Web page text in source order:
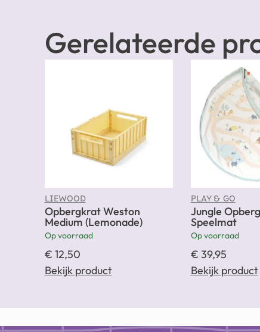
Gerelateerde
LIEWOOD
Opbergkrat Weston
Medium (Lemonade)
Op voorraad
€ 12,50
Bekijk product
PLAY & GO
Jungle
Speelmat
Op voorraad
€ 39,95
Bekijk product